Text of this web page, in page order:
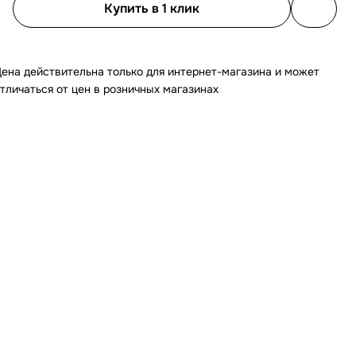
Купить в 1 клик
действительна только для интернет-магазина и может
от цен в розничных магазинах